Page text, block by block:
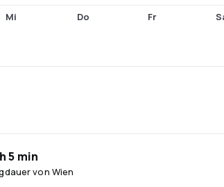
Mi Do Fr
von Wien
5 min